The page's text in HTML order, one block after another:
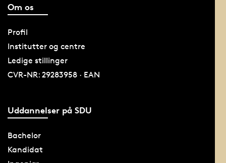
Om os
Profil
Institutter og centre
Ledige stillinger
CVR-NR: 29283958 · EAN
Uddannelser på SDU
Bachelor
Kandidat